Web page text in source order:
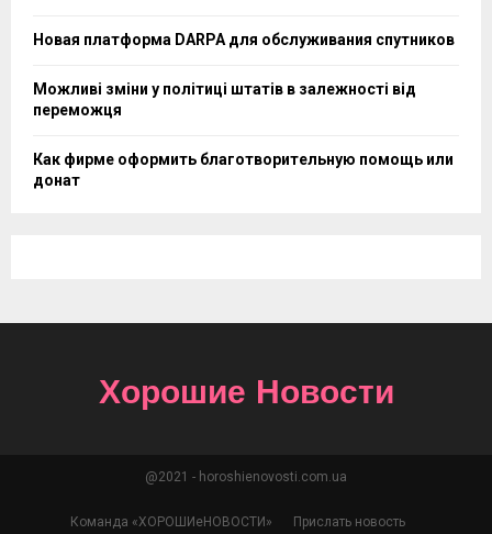
Новая платформа DARPA для обслуживания спутников
Можливі зміни у політиці штатів в залежності від
переможця
Как фирме оформить благотворительную помощь или
донат
Хорошие Новости
@2021 - horoshienovosti.com.ua
Команда «ХОРОШИеНОВОСТИ» Прислать новость